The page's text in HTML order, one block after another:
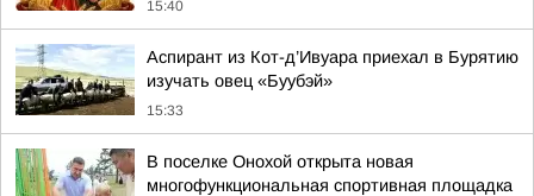
15:40
Аспирант из Кот-д’Ивуара приехал в Бурятию
изучать овец «Буубэй»
15:33
В поселке Онохой открыта новая
многофункциональная спортивная площадка